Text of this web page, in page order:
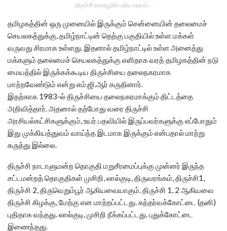
திருச்சி உறையூரில் புதிய உதயம்...
தமிழகத்தின் ஒரு முனையில் இருக்கும் சென்னையின் தலைமைச்
செயலகத்துக்கு, தமிழ்நாட்டின் தெற்கு பகுதியில் உள்ள மக்கள்
வருவது சிரமாக உள்ளது. இதனால் தமிழ்நாட்டில் உள்ள அனைத்து
மக்களும் தலைமைச் செயலகத்துக்கு எளிதாக வரத் தமிழகத்தின் நடு
மையத்தில் இருக்கக்கூடிய திருச்சியை தலைநகரமாக
மாற்றவேண்டும் என்று எம்.ஜி.ஆர் கருதினார்.
இதற்காக 1983-ல் திருச்சியை தலைநகரமாக்கும் திட்டத்தை
அறிவித்தார். அதனால் தற்போது வரை திருச்சி
அரசியல்கட்சிகளுக்கும், உயர் பதவியில் இருப்பவர்களுக்கு எப்போதும்
இது முக்கியத்துவம் வாய்ந்த இடமாக இருக்கும் என்பதால் மாற்று
கருத்து இல்லை.
திருச்சி நாடாளுமன்ற தொகுதி மறுசீரமைப்புக்கு முன்னர் இருந்த
சட்டமன்றத் தொகுதிகள் முசிறி, லால்குடி, திருவரங்கம், திருச்சி1,
திருச்சி 2, திருவெறும்பூர் ஆகியவையாகும். திருச்சி 1, 2 ஆகியவை
திருச்சி கிழக்கு, மேற்கு என மாற்றப்பட்டது. கந்தர்வக்கோட்டை (தனி)
புதிதாக வந்தது. லால்குடி, முசிறி நீக்கப்பட்டது. புதுக்கோட்டை
இணைந்தது.